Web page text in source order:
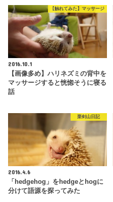
【触れてみた】マッサージ
2016.10.1
【画像多め】ハリネズミの背中を
マッサージすると恍惚そうに寝る
話
栗剣山日記
2016.4.6
「hedgehog」をhedgeとhogに
分けて語源を探ってみた